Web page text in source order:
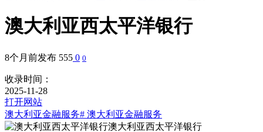
澳大利亚西太平洋银行
8个月前发布 555 0 0
收录时间：
2025-11-28
打开网站
澳大利亚金融服务# 澳大利亚金融服务
澳大利亚西太平洋银行